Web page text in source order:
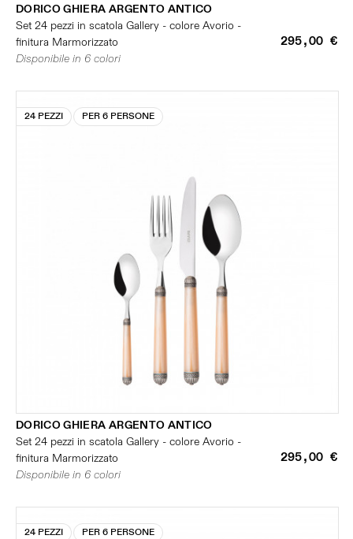
DORICO GHIERA ARGENTO ANTICO
Set 24 pezzi in scatola Gallery - colore Avorio -
finitura Marmorizzato
295,00 €
Disponibile in 6 colori
24 PEZZI PER 6 PERSONE
DORICO GHIERA ARGENTO ANTICO
Set 24 pezzi in scatola Gallery - colore Avorio -
finitura Marmorizzato
295,00 €
Disponibile in 6 colori
24 PEZZI PER 6 PERSONE